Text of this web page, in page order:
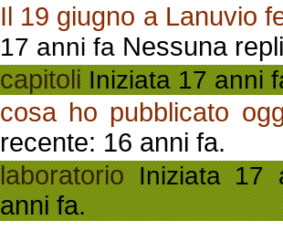
Il 19 giugno a Lanuvio
17 anni fa Nessuna
capitoli Iniziata 17 anni
cosa ho pubblicato
recente: 16 anni fa.
laboratorio Iniziata
anni fa.